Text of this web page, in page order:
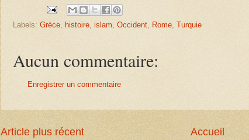
Labels: Grèce histoire islam Occident Rome Turquie
Aucun commentaire:
Enregistrer un commentaire
Article plus récent Accueil